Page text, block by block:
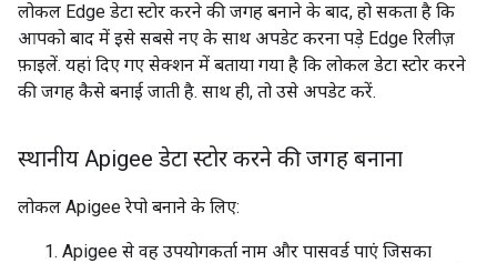
लोकल Edge डेटा स्टोर करने की जगह बनाने के बाद, हो सकता है कि
आपको बाद में इसे सबसे नए के साथ अपडेट करना पड़े Edge रिलीज़
फ़ाइलें. यहां दिए गए सेक्शन में बताया गया है कि लोकल डेटा स्टोर करने
की जगह कैसे बनाई जाती है. साथ ही, तो उसे अपडेट करें.
स्थानीय Apigee डेटा स्टोर करने की जगह बनाना
लोकल Apigee रेपो बनाने के लिए:
Apigee से वह उपयोगकर्ता नाम और पासवर्ड पाएं जिसका